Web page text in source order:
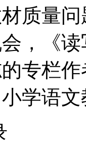
质量
，《
专栏
学语文